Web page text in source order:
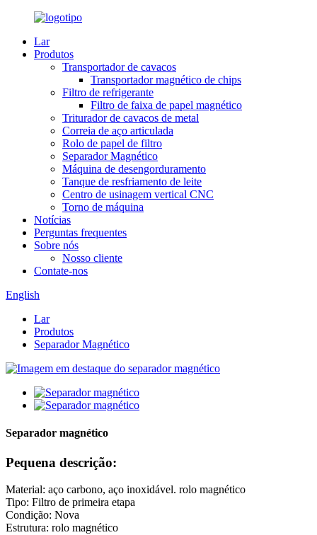
Lar
Produtos
Transportador de cavacos
Transportador magnético de chips
Filtro de refrigerante
Filtro de faixa de papel magnético
Triturador de cavacos de metal
Correia de aço articulada
Rolo de papel de filtro
Separador Magnético
Máquina de desengorduramento
Tanque de resfriamento de leite
Centro de usinagem vertical CNC
Torno de máquina
Notícias
Perguntas frequentes
Sobre nós
Nosso cliente
Contate-nos
English
Lar
Produtos
Separador Magnético
Separador magnético
Pequena descrição:
Material: aço carbono, aço inoxidável. rolo magnético
Tipo: Filtro de primeira etapa
Condição: Nova
Estrutura: rolo magnético